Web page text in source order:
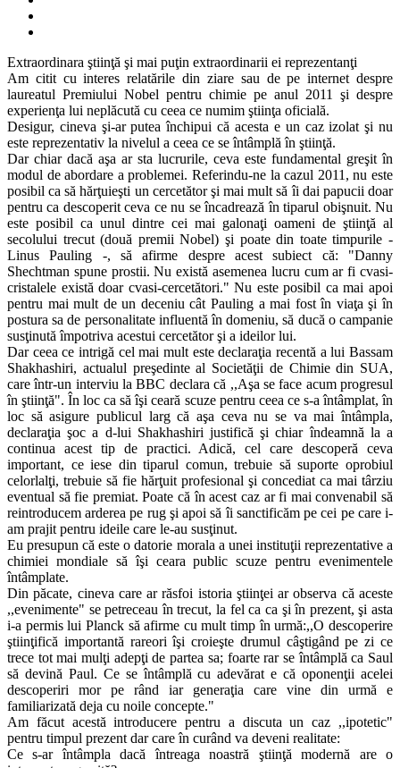
Extraordinara ştiinţă şi mai puţin extraordinarii ei reprezentanţi
Am citit cu interes relatările din ziare sau de pe internet despre
laureatul Premiului Nobel pentru chimie pe anul 2011 şi despre
experienţa lui neplăcută cu ceea ce numim ştiinţa oficială.
Desigur, cineva şi-ar putea închipui că acesta e un caz izolat şi nu
este reprezentativ la nivelul a ceea ce se întâmplă în ştiinţă.
Dar chiar dacă aşa ar sta lucrurile, ceva este fundamental greşit în
modul de abordare a problemei. Referindu-ne la cazul 2011, nu este
posibil ca să hărţuieşti un cercetător şi mai mult să îi dai papucii doar
pentru ca descoperit ceva ce nu se încadrează în tiparul obişnuit. Nu
este posibil ca unul dintre cei mai galonaţi oameni de ştiinţă al
secolului trecut (două premii Nobel) şi poate din toate timpurile -
Linus Pauling -, să afirme despre acest subiect că: "Danny
Shechtman spune prostii. Nu există asemenea lucru cum ar fi cvasi-
cristalele există doar cvasi-cercetători." Nu este posibil ca mai apoi
pentru mai mult de un deceniu cât Pauling a mai fost în viaţa şi în
postura sa de personalitate influentă în domeniu, să ducă o campanie
susţinută împotriva acestui cercetător şi a ideilor lui.
Dar ceea ce intrigă cel mai mult este declaraţia recentă a lui Bassam
Shakhashiri, actualul preşedinte al Societăţii de Chimie din SUA,
care într-un interviu la BBC declara că ,,Aşa se face acum progresul
în ştiinţă". În loc ca să îşi ceară scuze pentru ceea ce s-a întâmplat, în
loc să asigure publicul larg că aşa ceva nu se va mai întâmpla,
declaraţia şoc a d-lui Shakhashiri justifică şi chiar îndeamnă la a
continua acest tip de practici. Adică, cel care descoperă ceva
important, ce iese din tiparul comun, trebuie să suporte oprobiul
celorlalţi, trebuie să fie hărţuit profesional şi concediat ca mai târziu
eventual să fie premiat. Poate că în acest caz ar fi mai convenabil să
reintroducem arderea pe rug şi apoi să îi sanctificăm pe cei pe care i-
am prajit pentru ideile care le-au susţinut.
Eu presupun că este o datorie morala a unei instituţii reprezentative a
chimiei mondiale să îşi ceara public scuze pentru evenimentele
întâmplate.
Din păcate, cineva care ar răsfoi istoria ştiinţei ar observa că aceste
,,evenimente" se petreceau în trecut, la fel ca ca şi în prezent, şi asta
i-a permis lui Planck să afirme cu mult timp în urmă:,,O descoperire
ştiinţifică importantă rareori îşi croieşte drumul câştigând pe zi ce
trece tot mai mulţi adepţi de partea sa; foarte rar se întâmplă ca Saul
să devină Paul. Ce se întâmplă cu adevărat e că oponenţii acelei
descoperiri mor pe rând iar generaţia care vine din urmă e
familiarizată deja cu noile concepte."
Am făcut acestă introducere pentru a discuta un caz ,,ipotetic"
pentru timpul prezent dar care în curând va deveni realitate:
Ce s-ar întâmpla dacă întreaga noastră ştiinţă modernă are o